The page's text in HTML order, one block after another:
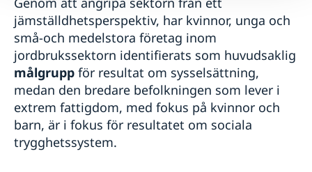
jämställdhetsperspektiv, har kvinnor, unga och
små-och medelstora företag inom
jordbrukssektorn identifierats som huvudsaklig
målgrupp för resultat om sysselsättning,
medan den bredare befolkningen som lever i
extrem fattigdom, med fokus på kvinnor och
barn, är i fokus för resultatet om sociala
trygghetssystem.